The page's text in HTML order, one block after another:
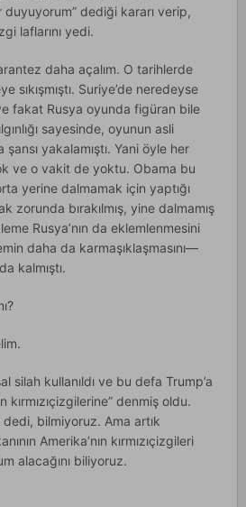
duyuyorum” dediği kararı verip,
laflarını yedi.
daha açalım. O tarihlerde
sıkışmıştı. Suriye’de neredeyse
fakat Rusya oyunda figüran bile
sayesinde, oyunun asli
yakalamıştı. Yani öyle her
ve o vakit de yoktu. Obama bu
yerine dalmamak için yaptığı
zorunda bırakılmış, yine dalmamış
Rusya’nın da eklemlenmesini
daha da karmaşıklaşmasını—
kalmıştı.
silah kullanıldı ve bu defa Trump’a
kırmızıçizgilerine” denmiş oldu.
bilmiyoruz. Ama artık
Amerika’nın kırmızıçizgileri
alacağını biliyoruz.